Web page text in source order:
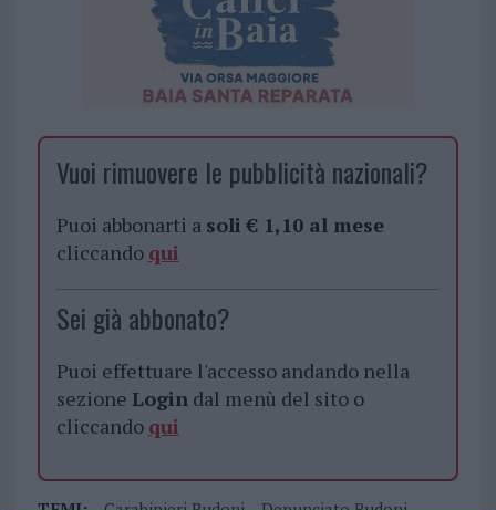
Vuoi rimuovere le pubblicità nazionali?
Puoi abbonarti a soli € 1,10 al mese
cliccando qui
Sei già abbonato?
Puoi effettuare l'accesso andando nella
sezione Logindal menù del sito o
cliccando qui